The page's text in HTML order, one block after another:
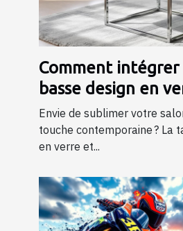
Comment
basse design en
métal dans votre
Envie de sublimer votre
touche contemporaine ? La
en verre et...